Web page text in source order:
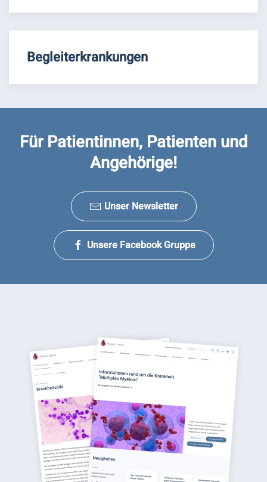
Begleiterkrankungen
Für Patientinnen, Patienten und
Angehörige!
Unser Newsletter
Unsere Facebook Gruppe